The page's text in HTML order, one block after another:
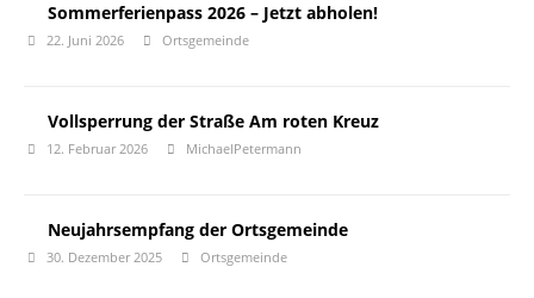
Sommerferienpass 2026 – Jetzt abholen!
22. Juni 2026 Ortsgemeinde
Vollsperrung der Straße Am roten Kreuz
12. Februar 2026 MichaelPetermann
Neujahrsempfang der Ortsgemeinde
30. Dezember 2025 Ortsgemeinde